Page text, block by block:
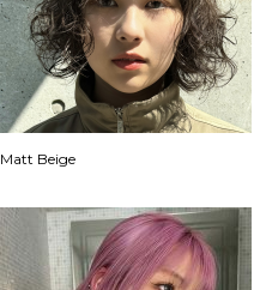
Matt Beige